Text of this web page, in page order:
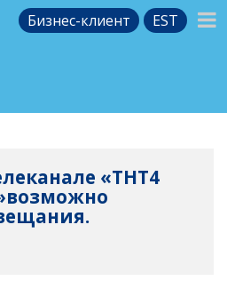
Бизнес-клиент EST
«THT4